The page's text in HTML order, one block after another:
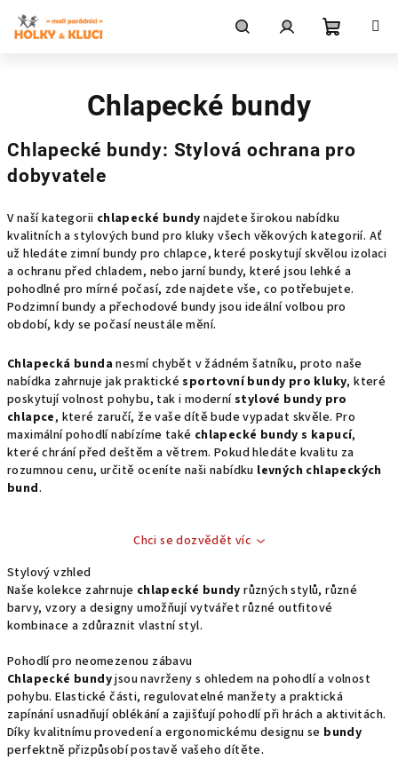
obsah
Chlapecké bundy
Chlapecké bundy: Stylová ochrana pro
dobyvatele
V naší kategorii chlapecké bundy najdete širokou nabídku
kvalitních a stylových bund pro kluky všech věkových kategorií. Ať
už hledáte zimní bundy pro chlapce, které poskytují skvělou izolaci
a ochranu před chladem, nebo jarní bundy, které jsou lehké a
pohodlné pro mírné počasí, zde najdete vše, co potřebujete.
Podzimní bundy a přechodové bundy jsou ideální volbou pro
období, kdy se počasí neustále mění.
Chlapecká bunda nesmí chybět v žádném šatníku, proto naše
nabídka zahrnuje jak praktickésportovní bundy pro kluky, které
poskytují volnost pohybu, tak i modernístylové bundy pro
chlapce, které zaručí, že vaše dítě bude vypadat skvěle. Pro
maximální pohodlí nabízíme také chlapecké bundy s kapucí,
které chrání před deštěm a větrem. Pokud hledáte kvalitu za
rozumnou cenu, určitě oceníte naši nabídku levných chlapeckých
bund.
Chci se dozvědět víc
Stylový vzhled
Naše kolekce zahrnuje chlapecké bundy různých stylů, různé
barvy, vzory a designy umožňují vytvářet různé outfitové
kombinace a zdůraznit vlastní styl.
Pohodlí pro neomezenou zábavu
Chlapecké bundyjsou navrženy s ohledem na pohodlí a volnost
pohybu. Elastické části, regulovatelné manžety a praktická
zapínání usnadňují oblékání a zajišťují pohodlí při hrách a aktivitách.
Díky kvalitnímu provedení a ergonomickému designu se bundy
perfektně přizpůsobí postavě vašeho dítěte.